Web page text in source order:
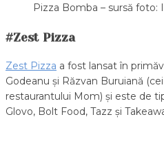
Pizza Bomba – sursă foto:
#Zest Pizza
Zest Pizza a fost lansat în
Godeanu și Răzvan Buruiană
restaurantului Mom) și este de
Glovo, Bolt Food, Tazz și